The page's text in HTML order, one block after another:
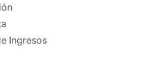
Ingresos